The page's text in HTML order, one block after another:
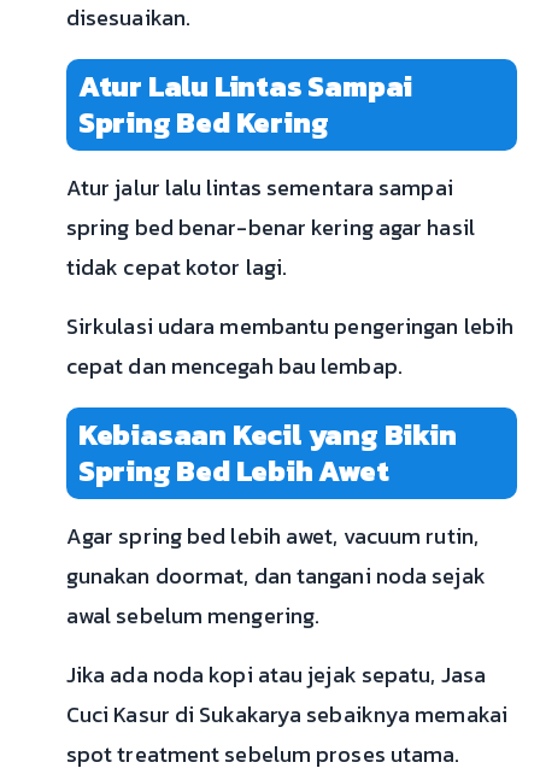
disesuaikan.
Atur Lalu Lintas Sampai
Spring Bed Kering
Atur jalur lalu lintas sementara sampai
spring bed benar-benar kering agar hasil
tidak cepat kotor lagi.
Sirkulasi udara membantu pengeringan lebih
cepat dan mencegah bau lembap.
Kebiasaan Kecil yang Bikin
Spring Bed Lebih Awet
Agar spring bed lebih awet, vacuum rutin,
gunakan doormat, dan tangani noda sejak
awal sebelum mengering.
Jika ada noda kopi atau jejak sepatu, Jasa
Cuci Kasur di Sukakarya sebaiknya memakai
spot treatment sebelum proses utama.